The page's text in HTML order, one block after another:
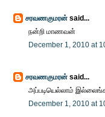
சரவணகுமரன் said...
நன்றி மாணவன்
December 1, 2010 at
சரவணகுமரன் said...
அப்படியெல்லாம்
December 1, 2010 at